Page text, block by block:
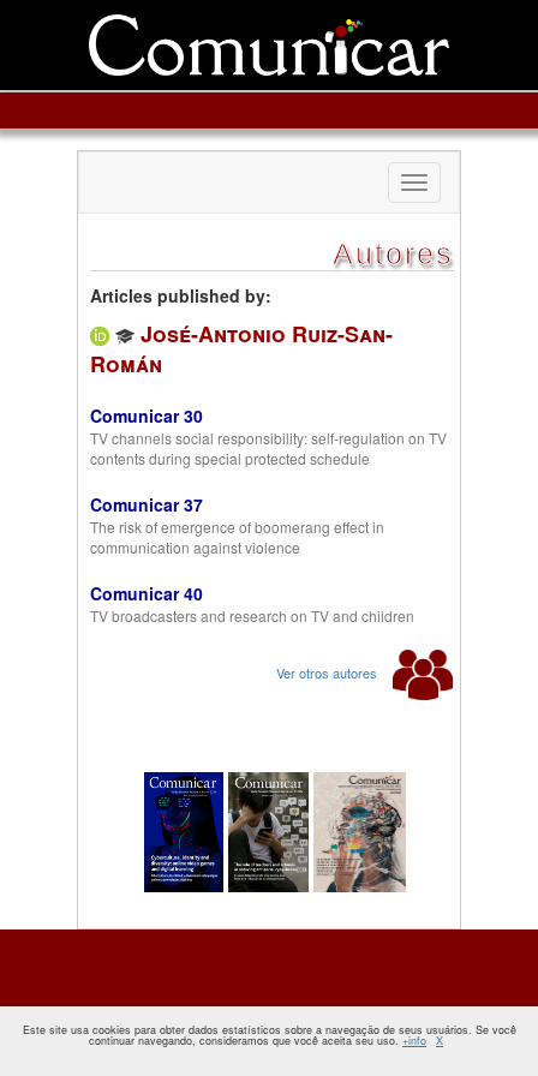
Toggle
navigation
Autores
Articles published by:
José-Antonio Ruiz-San-
Román
Comunicar 30
TV channels social responsibility: self-regulation on TV
contents during special protected schedule
Comunicar 37
The risk of emergence of boomerang effect in
communication against violence
Comunicar 40
TV broadcasters and research on TV and children
Ver otros autores
Este site usa cookies para obter dados estatísticos sobre a navegação de seus usuários. Se você
continuar navegando, consideramos que você aceita seu uso. +info X